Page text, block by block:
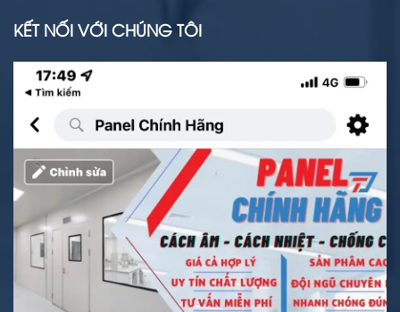
KẾT NỐI VỚI CHÚNG TÔI